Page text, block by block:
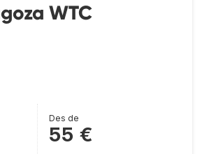
WTC
Des de
55 €